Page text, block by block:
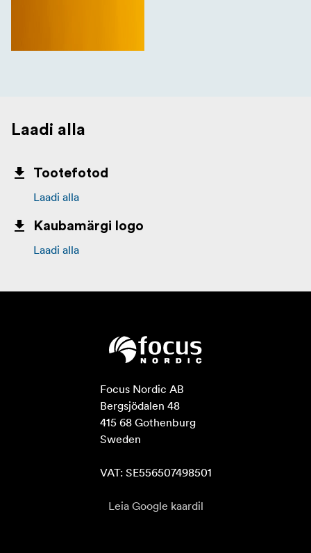
Laadi alla
Tootefotod
Laadi alla
Kaubamärgi logo
Laadi alla
Focus Nordic AB
Bergsjödalen 48
415 68 Gothenburg
Sweden
VAT: SE556507498501
Leia Google kaardil